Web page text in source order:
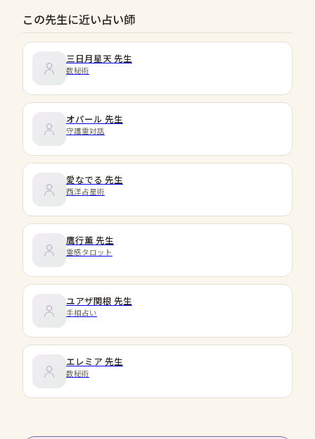
この先生に近い占い師
三日月星天 先生
数秘術
オパール 先生
守護霊対話
愛なでる 先生
西洋占星術
鷹行薫 先生
霊感タロット
ユアザ関根 先生
手相占い
エレミア 先生
数秘術